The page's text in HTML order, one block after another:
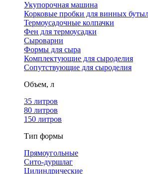
Укупорочная машина
Корковые пробки для винных
Термоусадочные колпачки
Фен для термоусадки
Сыроварни
Формы для сыра
Комплектующие для сыроделия
Сопутствующие для сыроделия
Объем, л
35 литров
80 литров
150 литров
Тип формы
Прямоугольные
Сито-дуршлаг
Цилиндрические